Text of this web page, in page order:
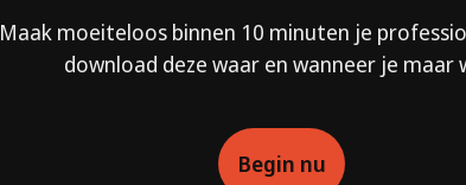
Maak moeiteloos binnen 10 minuten je
download deze waar en wanneer je maar
Begin nu